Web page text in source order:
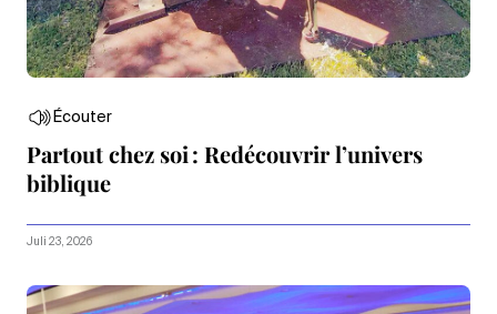
Écouter
Partout chez soi : Redécouvrir l’univers
biblique
Juli 23, 2026